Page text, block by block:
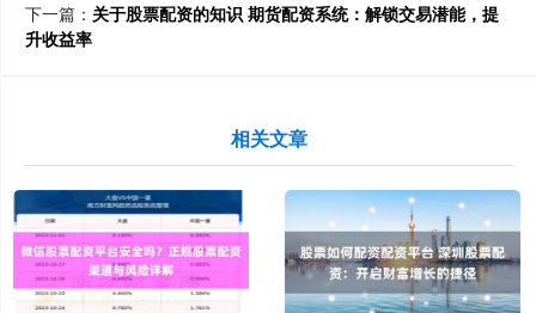
下一篇： 关于股票配资的知识 期货配资系统：解锁交易潜能，提
升收益率
相关文章